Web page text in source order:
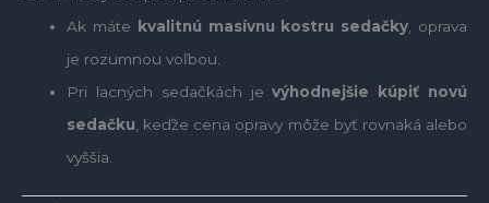
Ak máte kvalitnú masívnu kostru sedačky , oprava
je rozumnou voľbou.
Pri lacných sedačkách jevýhodnejšie kúpiť novú
sedačku , keďže cena opravy môže byť rovnaká alebo
vyššia.